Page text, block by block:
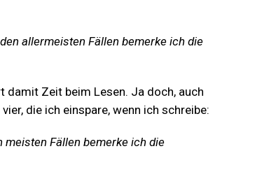
allermeisten Fällen bemerke ich die
damit Zeit beim Lesen. Ja doch, auch
die ich einspare, wenn ich schreibe:
meisten Fällen bemerke ich die